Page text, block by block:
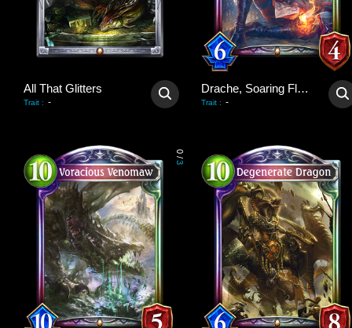
All That Glitters
Trait : -
Drache, Soaring Flare
Trait : -
0
/
3